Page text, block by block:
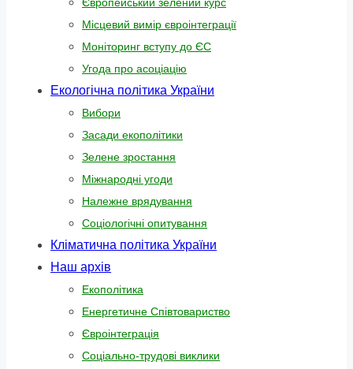
Місцевий вимір євроінтеграції
Моніторинг вступу до ЄС
Угода про асоціацію
Екологічна політика України
Вибори
Засади екополітики
Зелене зростання
Міжнародні угоди
Належне врядування
Соціологічні опитування
Кліматична політика України
Наш архів
Екополітика
Енергетичне Співтовариство
Євроінтеграція
Соціально-трудові виклики